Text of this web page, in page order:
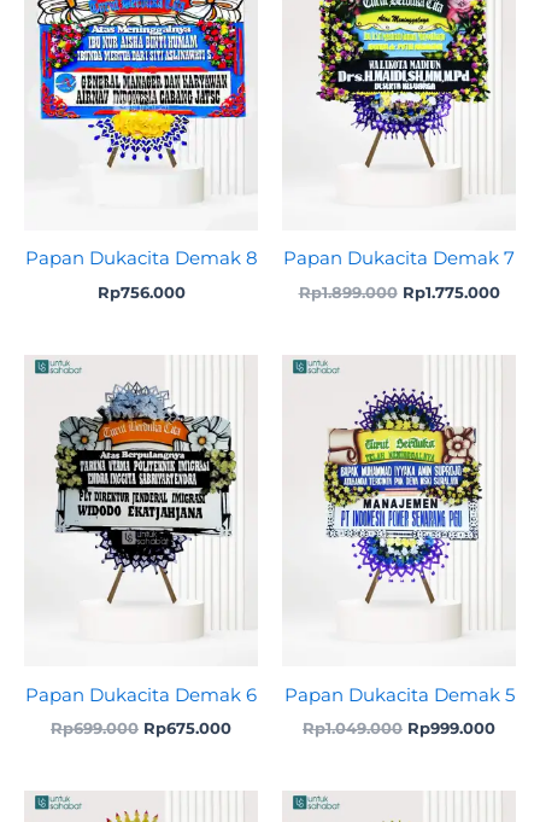
Papan Dukacita Demak 8
Rp756.000
Papan Dukacita Demak 7
Rp1.899.000 Rp1.775.000
Papan Dukacita Demak 6
Rp699.000
price
was:
Rp699.000.
Rp675.000
Current
Rp675.000.
Papan Dukacita Demak 5
Rp1.049.000
was:
Rp1.049.000.
Rp999.000